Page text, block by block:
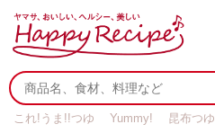
これ!うま!!つゆ Yummy! 昆布つゆ